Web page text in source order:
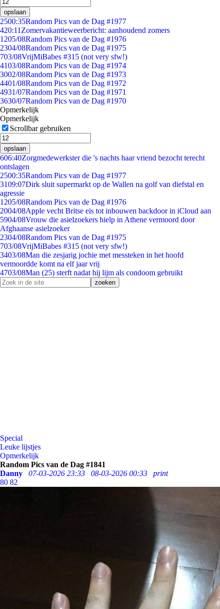
opslaan
2500:35Random Pics van de Dag #1977
420:11 Zomervakantieweerbericht: aanhoudend zomers
1205/08Random Pics van de Dag #1976
2304/08Random Pics van de Dag #1975
703/08VrijMiBabes #315 (not very sfw!)
4103/08Random Pics van de Dag #1974
3002/08Random Pics van de Dag #1973
4401/08Random Pics van de Dag #1972
4931/07Random Pics van de Dag #1971
3630/07Random Pics van de Dag #1970
Opmerkelijk
Opmerkelijk
Scrollbar gebruiken
opslaan
606:40Zorgmedewerkster die 's nachts haar vriend bezocht terecht
ontslagen
2500:35Random Pics van de Dag #1977
3109:07Dirk sluit supermarkt op de Wallen na golf van diefstal en
agressie
1205/08Random Pics van de Dag #1976
2004/08Apple vecht Britse eis tot inbouwen backdoor in iCloud aan
5904/08Vrouw die asielzoekers hielp in Athene vermoord door
Afghaanse asielzoeker
2304/08Random Pics van de Dag #1975
703/08VrijMiBabes #315 (not very sfw!)
3403/08Man die zesjarig jochie met messteken in het hoofd
vermoordde komt na elf jaar vrij
4703/08Man (25) sterft nadat hij lijm als condoom gebruikt
Special
Leuke lijstjes
Opmerkelijk
Random Pics van de Dag #1841
Danny
07-03-2026 23:33 08-03-2026 00:33
print
80 82